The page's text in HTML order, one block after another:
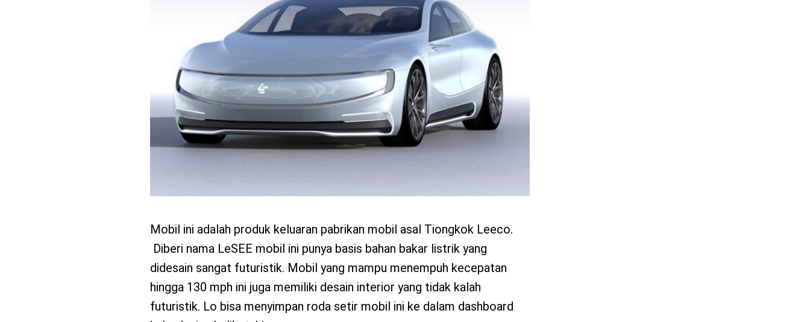
Mobil ini adalah produk keluaran pabrikan mobil asal Tiongkok Leeco.
Diberi nama LeSEE mobil ini punya basis bahan bakar listrik yang
didesain sangat futuristik. Mobil yang mampu menempuh kecepatan
hingga 130 mph ini juga memiliki desain interior yang tidak kalah
futuristik. Lo bisa menyimpan roda setir mobil ini ke dalam dashboard